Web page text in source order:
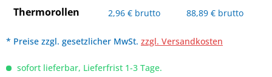
Thermorollen
2,96 € brutto 88,89 € brutto
* Preise zzgl. gesetzlicher MwSt. zzgl. Versandkosten
sofort lieferbar, Lieferfrist 1-3 Tage.